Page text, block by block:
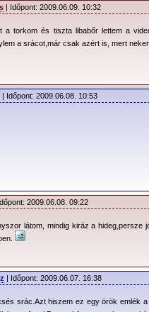
| Időpont: 2009.06.09. 10:32
a torkom és tiszta libabőr lettem a
a srácot,már csak azért is, mert
| Időpont: 2009.06.08. 10:53
2009.06.08. 09:22
látom, mindig kiráz a hideg,persze
| Időpont: 2009.06.07. 16:38
srác.Azt hiszem ez egy örök emlék